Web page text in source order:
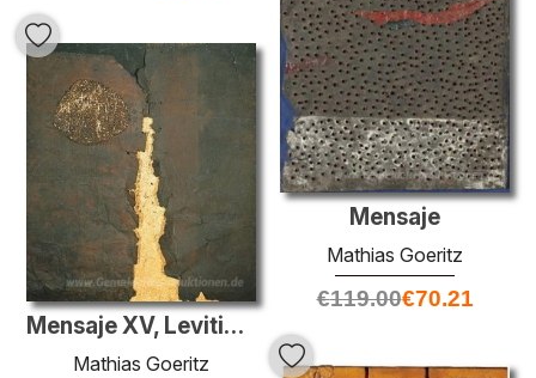
Mensaje
Mathias Goeritz
€119.00€70.21
Mensaje XV, Leviticos XX: 18
Mathias Goeritz